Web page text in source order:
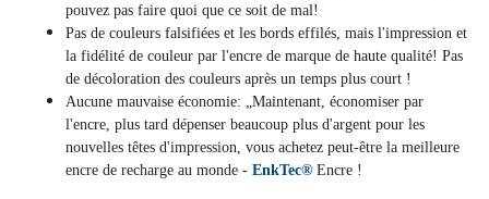
pouvez pas faire quoi que ce soit de mal!
Pas de couleurs falsifiées et les bords effilés, mais l'impression et
la fidélité de couleur par l'encre de marque de haute qualité! Pas
de décoloration des couleurs après un temps plus court !
Aucune mauvaise économie: „Maintenant, économiser par
l'encre, plus tard dépenser beaucoup plus d'argent pour les
nouvelles têtes d'impression, vous achetez peut-être la meilleure
encre de recharge au monde - EnkTec® Encre !